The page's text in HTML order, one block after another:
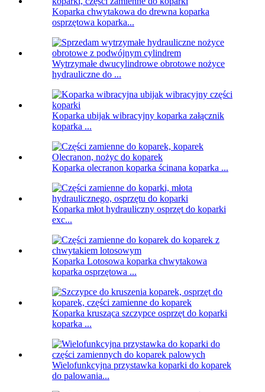
Koparka chwytakowa do drewna koparka
osprzętowa koparka...
Wytrzymałe dwucylindrowe obrotowe nożyce
hydrauliczne do ...
Koparka ubijak wibracyjny koparka załącznik
koparka ...
Koparka olecranon koparka ścinana koparka ...
Koparka młot hydrauliczny osprzęt do koparki
exc...
Koparka Lotosowa koparka chwytakowa
koparka osprzętowa ...
Koparka krusząca szczypce osprzęt do koparki
koparka ...
Wielofunkcyjna przystawka koparki do koparek
do palowania...